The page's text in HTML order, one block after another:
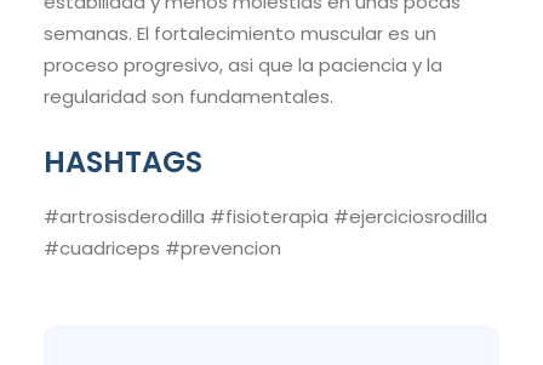
semanas. El fortalecimiento muscular es un
proceso progresivo, asi que la paciencia y la
regularidad son fundamentales.
HASHTAGS
#artrosisderodilla #fisioterapia #ejerciciosrodilla
#cuadriceps #prevencion